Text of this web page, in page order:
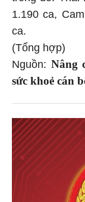
1.190 ca,
ca.
(Tổng hợp)
Nguồn: Nâng
sức khoẻ cán